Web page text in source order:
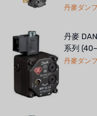
丹麥ダン
丹麥
系列
丹麥ダン